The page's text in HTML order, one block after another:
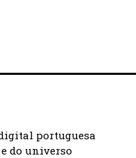
portuguesa
do universo